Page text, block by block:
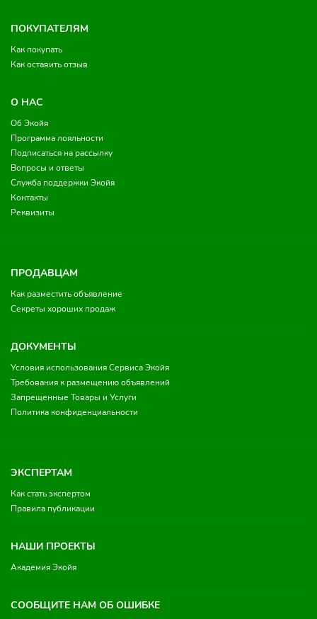
ПОКУПАТЕЛЯМ
Как покупать
Как оставить отзыв
О НАС
Об Экойя
Программа лояльности
Подписаться на рассылку
Вопросы и ответы
Служба поддержки Экойя
Контакты
Реквизиты
ПРОДАВЦАМ
Как разместить объявление
Секреты хороших продаж
ДОКУМЕНТЫ
Условия использования Сервиса Экойя
Требования к размещению объявлений
Запрещенные Товары и Услуги
Политика конфиденциальности
ЭКСПЕРТАМ
Как стать экспертом
Правила публикации
НАШИ ПРОЕКТЫ
Академия Экойя
СООБЩИТЕ НАМ ОБ ОШИБКЕ